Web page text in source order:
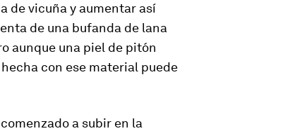
de vicuña y aumentar así
de una bufanda de lana
aunque una piel de pitón
con ese material puede
a subir en la